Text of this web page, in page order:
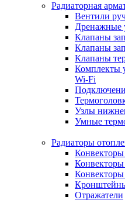
Радиаторная
Вентили
Дренажные
Клапаны
Клапаны
Клапаны
Комплекты
Wi-Fi
Узлы
Умные
Радиаторы
Конвекторы
Отражатели